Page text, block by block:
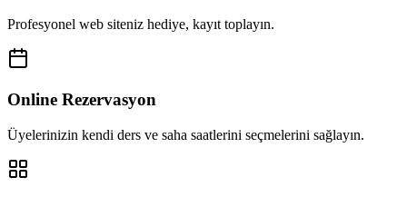
Profesyonel web siteniz hediye, kayıt toplayın.
Online Rezervasyon
Üyelerinizin kendi ders ve saha saatlerini seçmelerini sağlayın.